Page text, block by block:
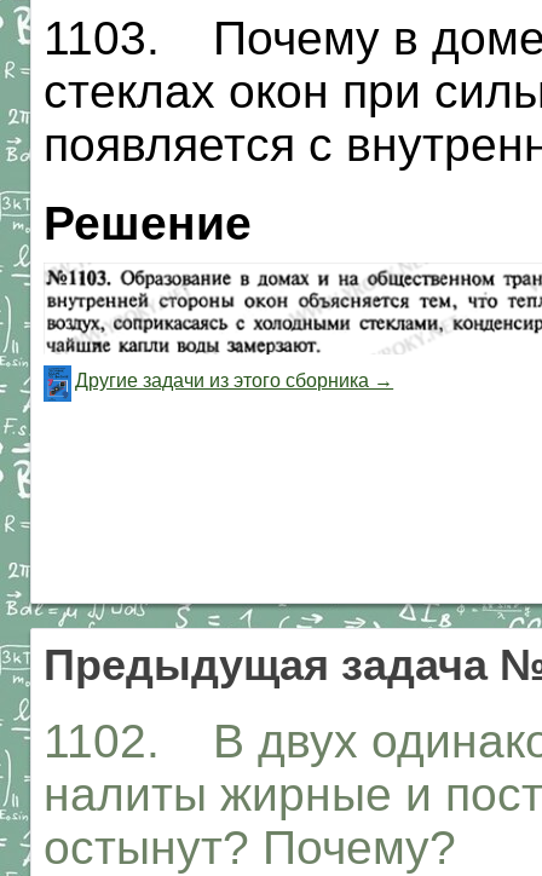
1103. Почему в
стеклах окон при
появляется с
Решение
Другие задачи из этого сборника →
Предыдущая задача
1102. В двух
налиты жирные и
остынут? Почему?